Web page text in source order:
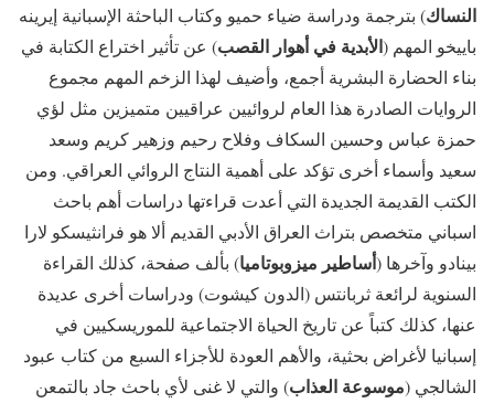
النساك) بترجمة ودراسة ضياء حميو وكتاب الباحثة الإسبانية إيرينه
باييخو المهم (الأبدية في أهوار القصب) عن تأثير اختراع الكتابة في
بناء الحضارة البشرية أجمع، وأضيف لهذا الزخم المهم مجموع
الروايات الصادرة هذا العام لروائيين عراقيين متميزين مثل لؤي
حمزة عباس وحسين السكاف وفلاح رحيم وزهير كريم وسعد
سعيد وأسماء أخرى تؤكد على أهمية النتاج الروائي العراقي. ومن
الكتب القديمة الجديدة التي أعدت قراءتها دراسات أهم باحث
اسباني متخصص بتراث العراق الأدبي القديم ألا هو فرانثيسكو لارا
بينادو وآخرها (أساطير ميزوبوتاميا) بألف صفحة، كذلك القراءة
السنوية لرائعة ثربانتس (الدون كيشوت) ودراسات أخرى عديدة
عنها، كذلك كتباً عن تاريخ الحياة الاجتماعية للموريسكيين في
إسبانيا لأغراض بحثية، والأهم العودة للأجزاء السبع من كتاب عبود
الشالجي (موسوعة العذاب) والتي لا غنى لأي باحث جاد بالتمعن